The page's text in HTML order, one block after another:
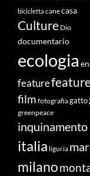
bicicletta canecasa
Culture Dio
documentario
ecologia
feature
film fotografiagatto
greenpeace
inquinamento
italia liguria
milano